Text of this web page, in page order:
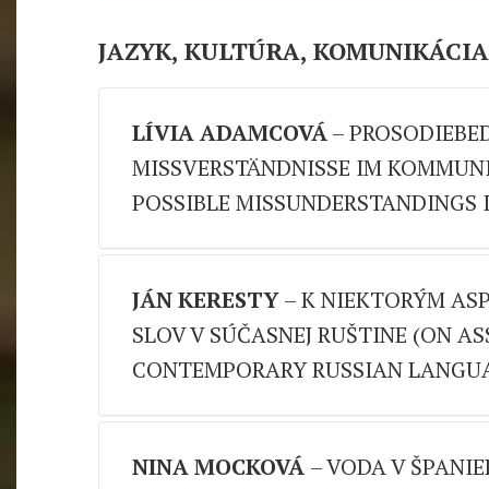
JAZYK, KULTÚRA,
LÍVIA ADAMCOVÁ–
MISSVERSTÄNDNISSE IM
POSSIBLE
Abstrakt:Jednou zo základných zručností
ktorá zastrešuje okrem správnej
vetný). V procese komunikácie zohrávajú
dialógmi, hovorenými textami rôzneho
oblasti prozódie a diskutuje výsledky teórie
Kľúčové slová:osvojovanie si cudzích
JÁN KERESTY– K NIEKTORÝM
SLOV V SÚČASNEJ RUŠTINE (ON
CONTEMPORARY RUSSIAN
Abstrakt:Článok sa zaoberá adaptačnými
NINA MOCKOVÁ – VODA V